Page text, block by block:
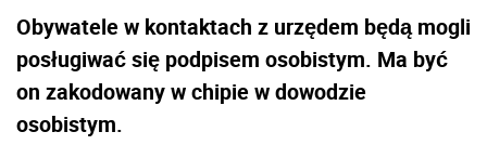
Obywatele w kontaktach z urzędem będą mogli
posługiwać się podpisem osobistym. Ma być
on zakodowany w chipie w dowodzie
osobistym.